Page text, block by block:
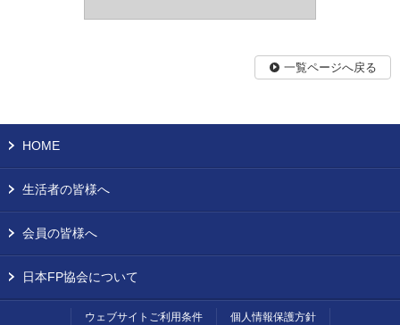
一覧ページへ戻る
HOME
生活者の皆様へ
会員の皆様へ
日本FP協会について
ウェブサイトご利用条件 個人情報保護方針